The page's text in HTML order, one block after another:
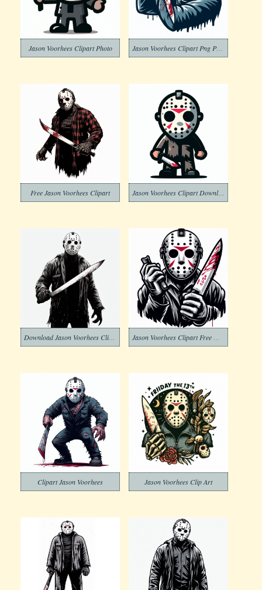
Jason Voorhees Clipart Photo Jason Voorhees Clipart Png Photo
Free Jason Voorhees Clipart Jason Voorhees Clipart Download
Download Jason Voorhees Clipart
Clipart Jason Voorhees Jason Voorhees Clip Art